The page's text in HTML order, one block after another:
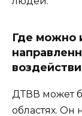
Где можно
ДТВВ может
областях. Он